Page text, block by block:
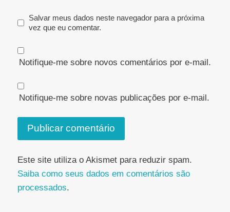
Salvar meus dados neste navegador para a próxima
vez que eu comentar.
Notifique-me sobre novos comentários por e-mail.
Notifique-me sobre novas publicações por e-mail.
Este site utiliza o Akismet para reduzir spam.
Saiba como seus dados em comentários são
processados.